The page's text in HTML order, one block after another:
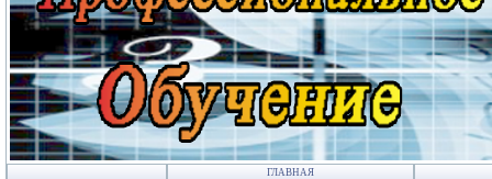
ГЛАВНАЯ